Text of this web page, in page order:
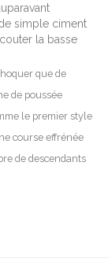
simple ciment
la basse
que de
de poussée
le premier style
course effrénée
de descendants